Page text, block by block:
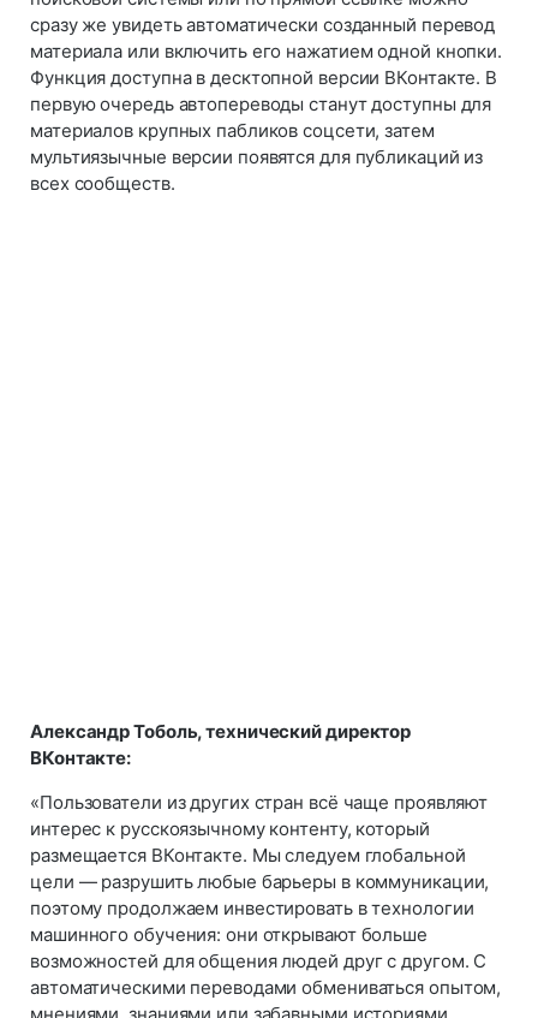
сразу же увидеть автоматически созданный перевод
материала или включить его нажатием одной кнопки.
Функция доступна в десктопной версии ВКонтакте. В
первую очередь автопереводы станут доступны для
материалов крупных пабликов соцсети, затем
мультиязычные версии появятся для публикаций из
всех сообществ.
Александр Тоболь, технический директор
ВКонтакте:
«Пользователи из других стран всё чаще проявляют
интерес к русскоязычному контенту, который
размещается ВКонтакте. Мы следуем глобальной
цели — разрушить любые барьеры в коммуникации,
поэтому продолжаем инвестировать в технологии
машинного обучения: они открывают больше
возможностей для общения людей друг с другом. С
автоматическими переводами обмениваться опытом,